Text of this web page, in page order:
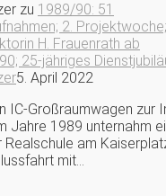
zu 1989/90: 51
2. Projektwoche;
H. Frauenrath ab
25-jähriges
5. April 2022
IC-Großraumwagen zur
Jahre 1989 unternahm
Realschule am
mit…